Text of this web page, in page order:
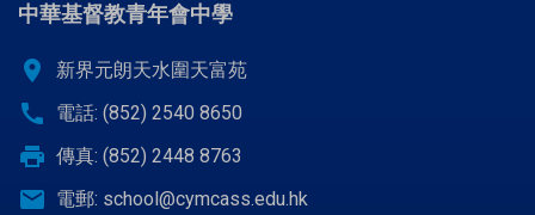
中華基督教青年會中學
location_on 新界元朗天水圍天富苑
call 電話: (852) 2540 8650
print 傳真: (852) 2448 8763
email 電郵: school@cymcass.edu.hk